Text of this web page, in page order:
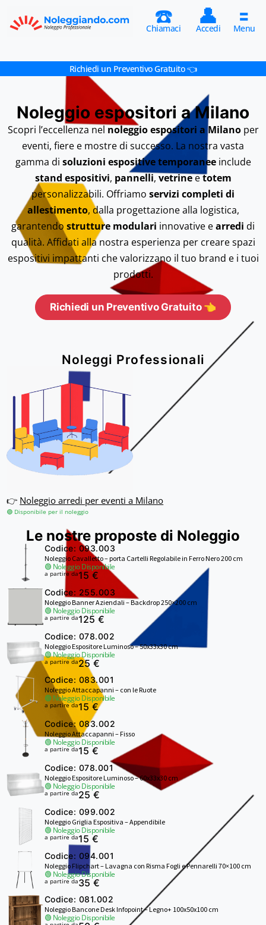
☎️
Chiamaci 👤
Accedi 🟰
Menu
Richiedi un Preventivo Gratuito 👈
Noleggio espositori a Milano
Scopri l’eccellenza nel noleggio espositori a Milanoper
eventi, fiere e mostre di successo. La nostra vasta
gamma di soluzioni espositive temporaneeinclude
stand espositivi, pannelli, vetrineetotem
personalizzabili. Offriamo servizi completi di
allestimento, dalla progettazione alla logistica,
garantendo strutture modulari innovative earredi di
qualità. Affidati alla nostra esperienza per creare spazi
espositivi impattanti che valorizzano il tuo brand e i tuoi
prodotti.
Richiedi un Preventivo Gratuito 👈
Noleggi Professionali
👉 Noleggio arredi per eventi a Milano
🟢 Disponibile per il noleggio
Le nostre proposte di Noleggio
Codice: 093.003
Noleggio Cavalletto – porta Cartelli Regolabile in Ferro Nero 200 cm
🟢 Noleggio Disponibile
a partire da15 €
Codice: 255.003
Noleggio Banner Aziendali – Backdrop 250×200 cm
🟢 Noleggio Disponibile
a partire da125 €
Codice: 078.002
Noleggio Espositore Luminoso – 50x33x30 cm
🟢 Noleggio Disponibile
a partire da25 €
Codice: 083.001
Noleggio Attaccapanni – con le Ruote
🟢 Noleggio Disponibile
a partire da15 €
Codice: 083.002
Noleggio Attaccapanni – Fisso
🟢 Noleggio Disponibile
a partire da15 €
Codice: 078.001
Noleggio Espositore Luminoso – 60x33x30 cm
🟢 Noleggio Disponibile
a partire da25 €
Codice: 099.002
Noleggio Griglia Espositiva – Appendibile
🟢 Noleggio Disponibile
a partire da15 €
Codice: 094.001
Noleggio Flipchart – Lavagna con Risma Fogli e Pennarelli 70×100 cm
🟢 Noleggio Disponibile
a partire da35 €
Codice: 081.002
Noleggio Bancone Desk Infopoint – Legno+ 100x50x100 cm
🟢 Noleggio Disponibile